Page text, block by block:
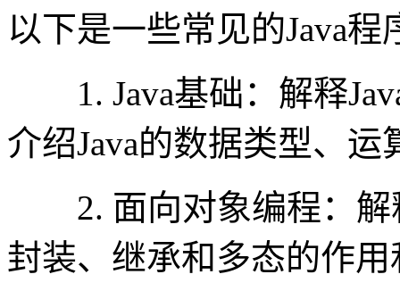
以下是一些常见的Java程
1. Java基础：解释
介绍Java的数据类型、
2. 面向对象编程：解
封装、继承和多态的作